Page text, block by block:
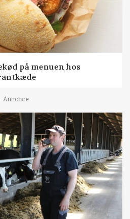
på menuen hos
Annonce